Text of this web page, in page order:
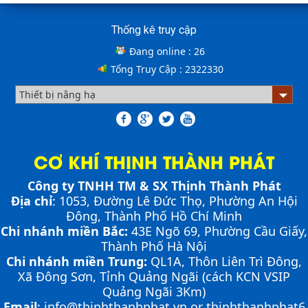
THỊNH THÀNH PHÁT
khá nhiều người thắc mắc. Vậy hãy cùng với THỊNH
THÀNH PHÁT giải đáp nhé!!!
ƯU ĐIỂM CỦA SÀN NÂNG THỦY LỰC NHỎ -
MINI DOCK LEVELLER
NHỮNG THIẾT BỊ CHUYÊN DỤNG TRONG
VẬN HÀNH KHO VẬN
PHƯƠNG PHÁP ĐÓNG HÀNG LÊN
CONTAINER
Bơm thủy lực Dock leveler
Cầu container - Giải pháp nâng dỡ hàng
container an toàn, hiệu quả
Thống kê truy cập
Đang online : 26
Tổng Truy Cập : 2322330
CƠ KHÍ THỊNH THÀNH PHÁT
Công ty TNHH TM & SX Thịnh Thành Phát
Địa chỉ: 1053, Đường Lê Đức Thọ, Phường An Hội
Đông, Thành Phố Hồ Chí Minh
Chi nhánh miền Bắc: 43E Ngõ 69, Phường Cầu Giấy,
Thành Phố Hà Nội
Chi nhánh miền Trung: QL1A, Thôn Liên Trì Đông,
Xã Đông Sơn, Tỉnh Quảng Ngãi (cách KCN VSIP
Quảng Ngãi 3Km)